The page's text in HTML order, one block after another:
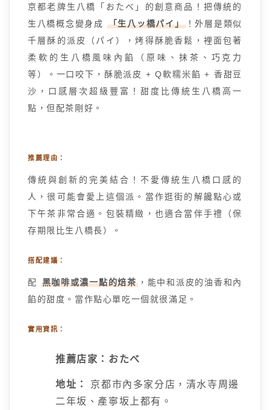
京都老牌生八橋「おたべ」的創意商品！把傳統的
生八橋概念變身成
「生八ッ橋パイ」！外層是類似
千層酥的派皮（パイ），烤得酥脆香鬆，裡面包著
柔軟的生八橋風味內餡（原味、抹茶、巧克力
等）。一口咬下，酥脆派皮 + Q軟糯米餡 + 香甜豆
沙，口感層次超級豐富！甜度比傳統生八橋高一
點，但配茶剛好。
推薦理由：
傳統與創新的完美結合！不愛傳統生八橋口感的
人，很可能會愛上這個派。當作逛街的解饞點心或
下午茶非常合適。包裝精緻，也適合當伴手禮（保
存期限比生八橋長）。
搭配建議：
配 黑咖啡或濃一點的焙茶，能中和派皮的油香和內
餡的甜度。當作點心單吃一個就很滿足。
實用資訊：
推薦店家：おたべ
地址：
京都市內多家分店，清水寺周邊
二年坂、產寧坂上都有。